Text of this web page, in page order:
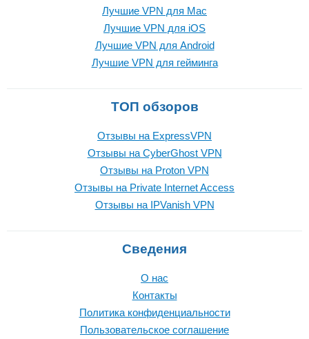
Лучшие VPN для Mac
Лучшие VPN для iOS
Лучшие VPN для Android
Лучшие VPN для гейминга
ТОП обзоров
Отзывы на ExpressVPN
Отзывы на CyberGhost VPN
Отзывы на Proton VPN
Отзывы на Private Internet Access
Отзывы на IPVanish VPN
Сведения
О нас
Контакты
Политика конфиденциальности
Пользовательское соглашение